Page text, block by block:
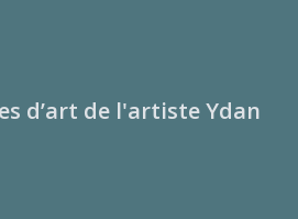
d’art de l'artiste Ydan